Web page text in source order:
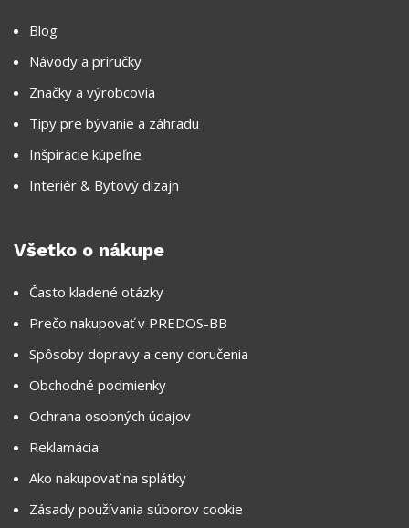
Blog
Návody a príručky
Značky a výrobcovia
Tipy pre bývanie a záhradu
Inšpirácie kúpeľne
Interiér & Bytový dizajn
Všetko o nákupe
Často kladené otázky
Prečo nakupovať v PREDOS-BB
Spôsoby dopravy a ceny doručenia
Obchodné podmienky
Ochrana osobných údajov
Reklamácia
Ako nakupovať na splátky
Zásady používania súborov cookie